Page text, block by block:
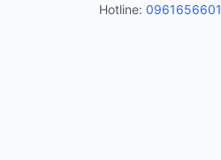
Hotline: 0961656601